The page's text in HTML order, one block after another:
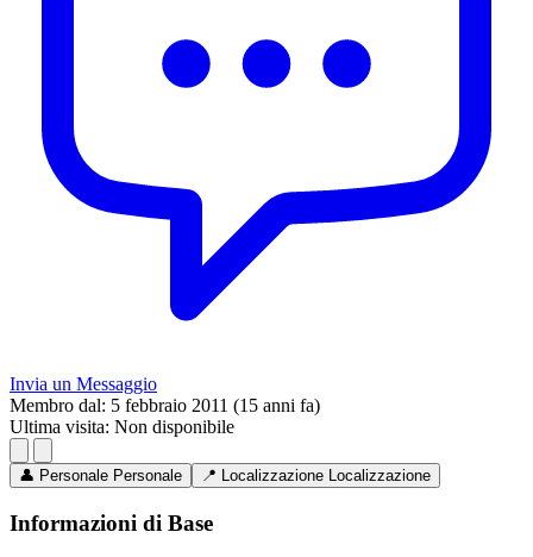
Invia un Messaggio
Membro dal: 5 febbraio 2011 (15 anni fa)
Ultima visita: Non disponibile
👤 Personale Personale 📍 Localizzazione Localizzazione
Informazioni di Base